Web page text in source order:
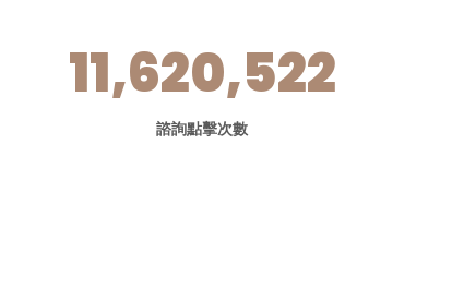
11,620,522
諮詢點擊次數